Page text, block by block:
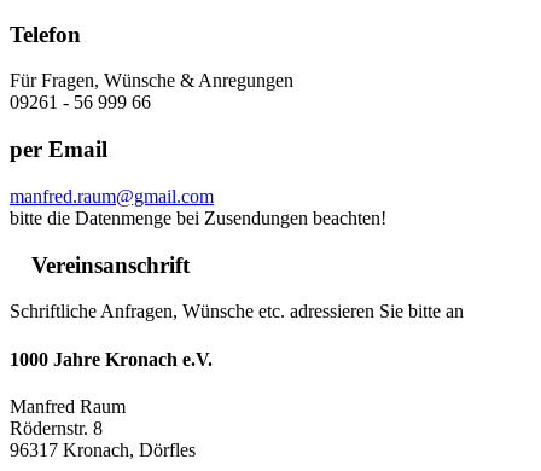
Telefon
Für Fragen, Wünsche & Anregungen
09261 - 56 999 66
per Email
manfred.raum@gmail.com
bitte die Datenmenge bei Zusendungen beachten!
Vereinsanschrift
Schriftliche Anfragen, Wünsche etc. adressieren Sie bitte an
1000 Jahre Kronach e.V.
Manfred Raum
Rödernstr. 8
96317 Kronach, Dörfles